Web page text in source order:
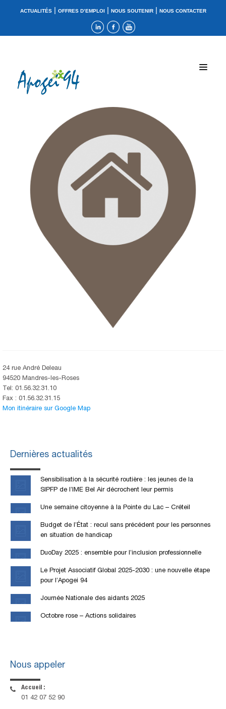
ACTUALITÉS| OFFRES D’EMPLOI| NOUS SOUTENIR| NOUS CONTACTER
24 rue André Deleau
94520 Mandres-les-Roses
Tel: 01.56.32.31.10
Fax : 01.56.32.31.15
Mon itinéraire sur Google Map
Dernières actualités
Sensibilisation à la sécurité routière : les jeunes de la
SIPFP de l’IME Bel Air décrochent leur permis
Une semaine citoyenne à la Pointe du Lac – Créteil
Budget de l’État : recul sans précédent pour les personnes
en situation de handicap
DuoDay 2025 : ensemble pour l’inclusion professionnelle
Le Projet Associatif Global 2025-2030 : une nouvelle étape
pour l’Apogei 94
Journée Nationale des aidants 2025
Octobre rose – Actions solidaires
Nous appeler
Accueil :
01 42 07 52 90